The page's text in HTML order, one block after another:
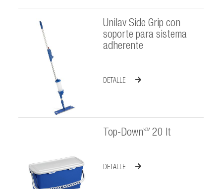
Unilav Side Grip con
soporte para sistema
adherente
DETALLE
Top-Down®20 lt
DETALLE